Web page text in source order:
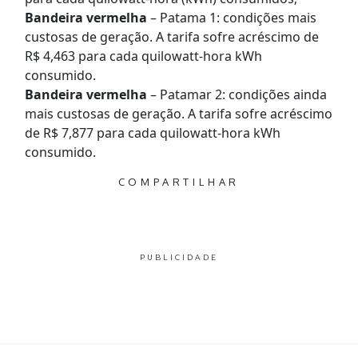
Bandeira vermelha – Patama 1: condições mais
custosas de geração. A tarifa sofre acréscimo de
R$ 4,463 para cada quilowatt-hora kWh
consumido.
Bandeira vermelha – Patamar 2: condições ainda
mais custosas de geração. A tarifa sofre acréscimo
de R$ 7,877 para cada quilowatt-hora kWh
consumido.
COMPARTILHAR
PUBLICIDADE